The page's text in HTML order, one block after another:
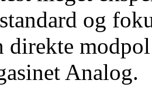
og
direkte
Analog.